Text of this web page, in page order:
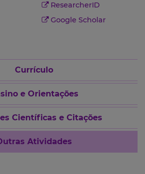
ResearcherID
Google Scholar
Currículo
e Orientações
Científicas e Citações
Atividades